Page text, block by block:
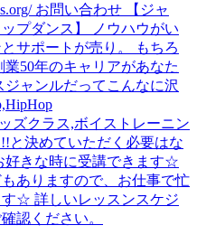
お問い合わせ 【ジャ
プダンス】 ノウハウがい
サポートが売り。 もちろ
50年のキャリアがあなた
ャンルだってこんなに沢
ッズクラス,ボイストレーニン
と決めていただく必要はな
好きな時に受講できます☆
ありますので、お仕事で忙
☆ 詳しいレッスンスケジ
認ください。